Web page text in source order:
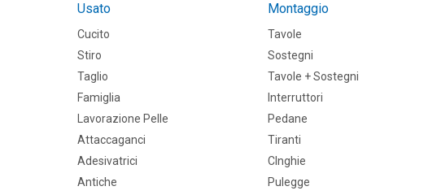
Usato
Cucito
Stiro
Taglio
Famiglia
Lavorazione Pelle
Attaccaganci
Adesivatrici
Antiche
Montaggio
Tavole
Sostegni
Tavole + Sostegni
Interruttori
Pedane
Tiranti
CInghie
Pulegge